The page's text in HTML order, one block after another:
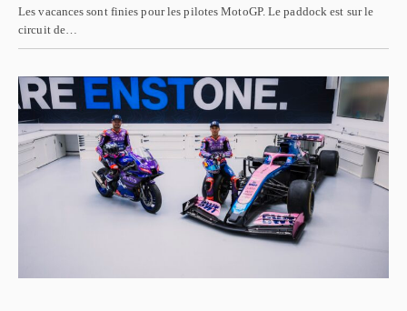
Les vacances sont finies pour les pilotes MotoGP. Le paddock est sur le
circuit de…